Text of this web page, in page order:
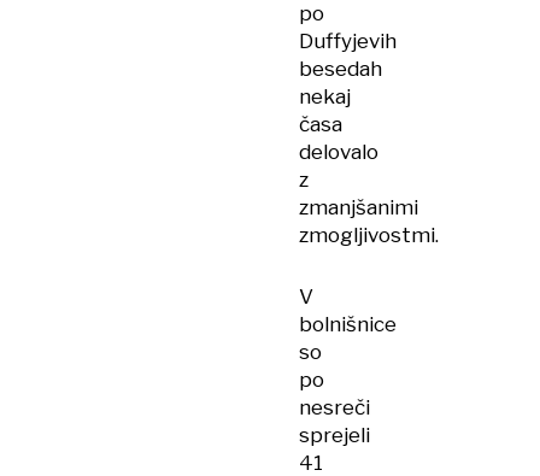
po
Duffyjevih
besedah
nekaj
časa
delovalo
z
zmanjšanimi
zmogljivostmi.
V
bolnišnice
so
po
nesreči
sprejeli
41